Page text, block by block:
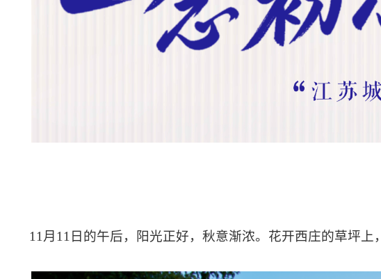
11 月 11 日的午后， 阳光正好， 秋意渐浓。花开西庄的草坪上，